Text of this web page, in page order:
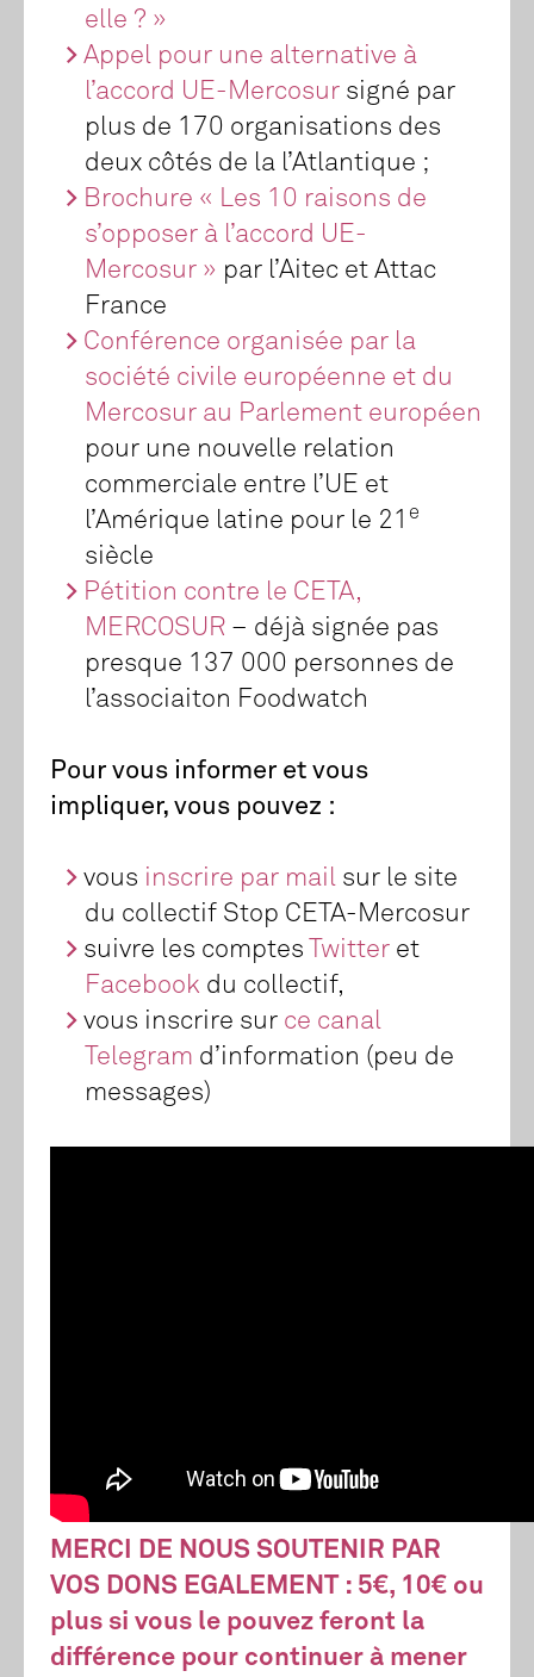
elle ? »
Appel pour une alternative à
l’accord UE-Mercosursigné par
plus de 170 organisations des
deux côtés de la l’Atlantique ;
Brochure « Les 10 raisons de
s’opposer à l’accord UE-
Mercosur » par l’Aitec et Attac
France
Conférence organisée par la
société civile européenne et du
Mercosur au Parlement européen
pour une nouvelle relation
commerciale entre l’UE et
l’Amérique latine pour le 21 e
siècle
Pétition contre le CETA,
MERCOSUR– déjà signée pas
presque 137 000 personnes de
l’associaiton Foodwatch
Pour vous informer et vous
impliquer, vous pouvez :
vous inscrire par mail sur le site
du collectif Stop CETA-Mercosur
suivre les comptes Twitter et
Facebook du collectif,
vous inscrire sur ce canal
Telegram d’information (peu de
messages)
MERCI DE NOUS SOUTENIR PAR
VOS DONS EGALEMENT : 5€, 10€ ou
plus si vous le pouvez feront la
différence pour continuer à mener